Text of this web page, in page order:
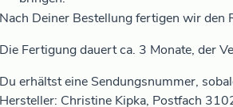
Nach Deiner Bestellung fertigen wir den
Die Fertigung dauert ca. 3 Monate, der
Du erhältst eine Sendungsnummer,
Hersteller: Christine Kipka, Postfach